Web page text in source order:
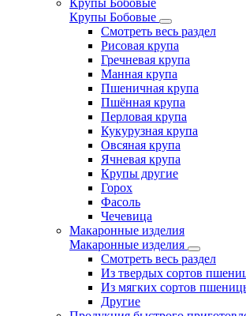
Крупы Бобовые
Крупы Бобовые
Смотреть весь раздел
Рисовая крупа
Гречневая крупа
Манная крупа
Пшеничная крупа
Пшённая крупа
Перловая крупа
Кукурузная крупа
Овсяная крупа
Ячневая крупа
Крупы другие
Горох
Фасоль
Чечевица
Макаронные изделия
Макаронные изделия
Смотреть весь раздел
Из твердых сортов
Из мягких сортов
Другие